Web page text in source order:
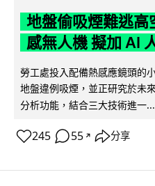
地盤偷吸煙難逃高
感無人機 擬加 AI
勞工處投入配備熱感應鏡頭的
地盤違例吸煙，並正研究於未
分析功能，結合三大技術進一...
245 55 ↗ 分享